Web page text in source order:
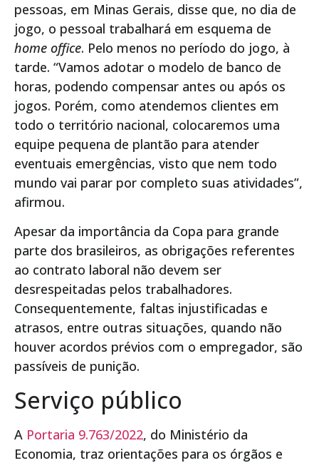
pessoas, em Minas Gerais, disse que, no dia de
jogo, o pessoal trabalhará em esquema de
home office. Pelo menos no período do jogo, à
tarde. “Vamos adotar o modelo de banco de
horas, podendo compensar antes ou após os
jogos. Porém, como atendemos clientes em
todo o território nacional, colocaremos uma
equipe pequena de plantão para atender
eventuais emergências, visto que nem todo
mundo vai parar por completo suas atividades”,
afirmou.
Apesar da importância da Copa para grande
parte dos brasileiros, as obrigações referentes
ao contrato laboral não devem ser
desrespeitadas pelos trabalhadores.
Consequentemente, faltas injustificadas e
atrasos, entre outras situações, quando não
houver acordos prévios com o empregador, são
passíveis de punição.
Serviço público
A Portaria 9.763/2022, do Ministério da
Economia, traz orientações para os órgãos e